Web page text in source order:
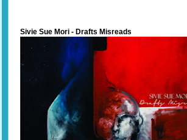
Sivie Sue Mori - Drafts Misreads